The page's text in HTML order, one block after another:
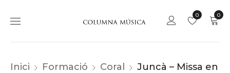
0
0
Inici Formació Coral
Juncà – Missa en